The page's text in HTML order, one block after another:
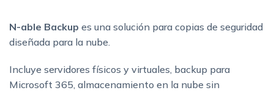
N-able Backup es una solución para copias de seguridad
diseñada para la nube.
Incluye servidores físicos y virtuales, backup para
Microsoft 365, almacenamiento en la nube sin